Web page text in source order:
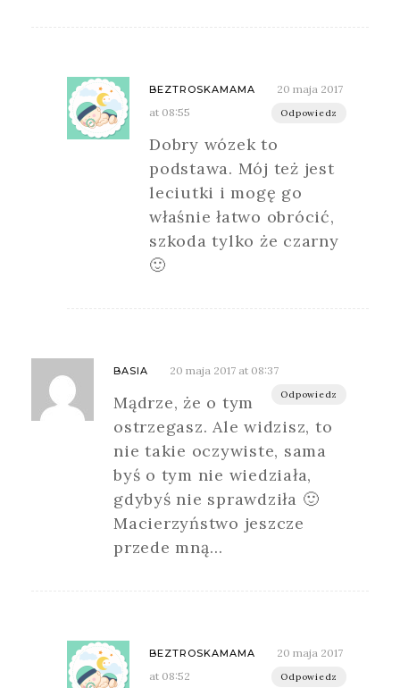
BEZTROSKAMAMA
20 maja 2017
at 08:55
Odpowiedz
Dobry wózek to
podstawa. Mój też jest
leciutki i mogę go
właśnie łatwo obrócić,
szkoda tylko że czarny
🙂
BASIA 20 maja 2017 at 08:37
Odpowiedz
Mądrze, że o tym
ostrzegasz. Ale widzisz, to
nie takie oczywiste, sama
byś o tym nie wiedziała,
gdybyś nie sprawdziła 🙂
Macierzyństwo jeszcze
przede mną…
BEZTROSKAMAMA
20 maja 2017
at 08:52
Odpowiedz